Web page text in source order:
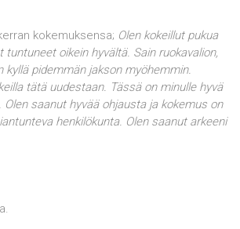
kokemuksensa; Olen kokeillut pukua
tuntuneet oikein hyvältä. Sain ruokavalion,
kyllä pidemmän jakson myöhemmin.
tätä uudestaan. Tässä on minulle hyvä
saanut hyvää ohjausta ja kokemus on
henkilökunta. Olen saanut arkeeni